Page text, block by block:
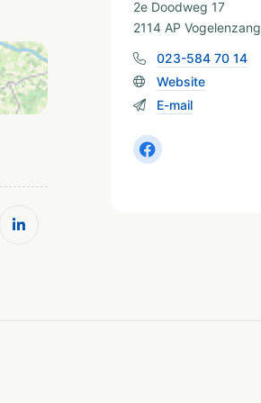
2e Doodweg 17
2114 AP Vogelenzang
023-584 70 14
Website
E-mail